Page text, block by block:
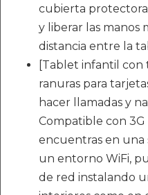
cubierta
y liberar las manos
distancia entre la
[Tablet infantil con
ranuras para
hacer llamadas y
Compatible con 3G
encuentras en una
un entorno WiFi,
de red instalando